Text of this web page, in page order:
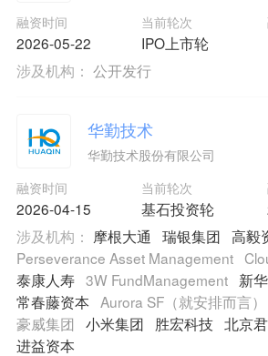
融资时间
2026-05-22
当前轮次
IPO上市轮
涉及机构： 公开发行
华勤技术
华勤技术股份有限公司
融资时间
2026-04-15
当前轮次
基石投资轮
涉及机构： 摩根大通 瑞银集团 高毅
Perseverance Asset Management
泰康人寿 3W FundManagement 新
常春藤资本 Aurora SF（就安排而言）
豪威集团
小米集团 胜宏科技 北京
进益资本